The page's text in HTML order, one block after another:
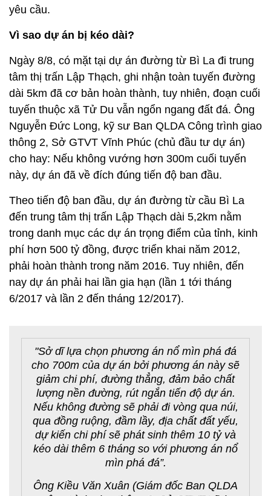
yêu cầu.
Vì sao dự án bị kéo dài?
Ngày 8/8, có mặt tại dự án đường từ Bì La đi trung
tâm thị trấn Lập Thạch, ghi nhận toàn tuyến đường
dài 5km đã cơ bản hoàn thành, tuy nhiên, đoạn cuối
tuyến thuộc xã Tử Du vẫn ngổn ngang đất đá. Ông
Nguyễn Đức Long, kỹ sư Ban QLDA Công trình giao
thông 2, Sở GTVT Vĩnh Phúc (chủ đầu tư dự án)
cho hay: Nếu không vướng hơn 300m cuối tuyến
này, dự án đã về đích đúng tiến độ ban đầu.
Theo tiến độ ban đầu, dự án đường từ cầu Bì La
đến trung tâm thị trấn Lập Thạch dài 5,2km nằm
trong danh mục các dự án trọng điểm của tỉnh, kinh
phí hơn 500 tỷ đồng, được triển khai năm 2012,
phải hoàn thành trong năm 2016. Tuy nhiên, đến
nay dự án phải hai lần gia hạn (lần 1 tới tháng
6/2017 và lần 2 đến tháng 12/2017).
"Sở dĩ lựa chọn phương án nổ mìn phá đá
cho 700m của dự án bởi phương án này sẽ
giảm chi phí, đường thẳng, đảm bảo chất
lượng nền đường, rút ngắn tiến độ dự án.
Nếu không đường sẽ phải đi vòng qua núi,
qua đồng ruộng, đầm lầy, địa chất đất yếu,
dự kiến chi phí sẽ phát sinh thêm 10 tỷ và
kéo dài thêm 6 tháng so với phương án nổ
mìn phá đá”.
Ông Kiều Văn Xuân (Giám đốc Ban QLDA